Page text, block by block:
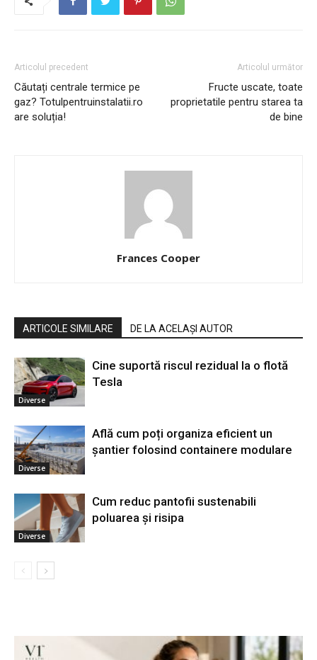
Articolul precedent
Căutați centrale termice pe
gaz? Totulpentruinstalatii.ro
are soluția!
Articolul următor
Fructe uscate, toate
proprietatile pentru starea ta
de bine
Frances Cooper
ARTICOLE SIMILARE DE LA ACELAȘI AUTOR
Diverse
Cine suportă riscul rezidual la o flotă
Tesla
Diverse
Află cum poți organiza eficient un
șantier folosind containere modulare
Diverse
Cum reduc pantofii sustenabili
poluarea și risipa